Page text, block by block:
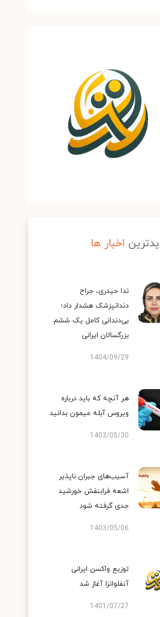
اخبار ها
ندا حیدری، جراح
دندانپزشک هشدار داد؛
بی‌دندانی کامل یک ششم
بزرگسالان ایرانی
1404/09/29
هر آنچه که باید درباره
ویروس آبله میمون بدانید
1403/05/30
آسیب‌های جبران ناپذیر
اشعه فرابنفش خورشید
جدی گرفته شود
1403/05/06
توزیع واکسن ایرانی
آنفلوانزا آغاز شد
1401/07/27